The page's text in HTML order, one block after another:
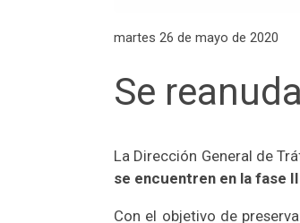
martes 26 de mayo de 2020
Se
La Dirección General de
se encuentren en la fase II
Con el objetivo de